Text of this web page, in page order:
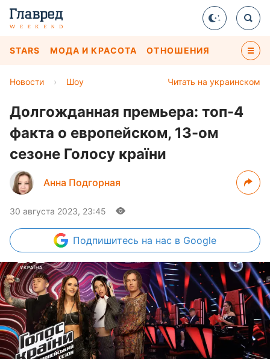
STARS МОДА И КРАСОТА ОТНОШЕНИЯ
Читать на украинском
Новости › Шоу
Долгожданная премьера: топ-4
факта о европейском, 13-ом
сезоне Голосу країни
Анна Подгорная
30 августа 2023, 23:45
Подпишитесь на нас в Google